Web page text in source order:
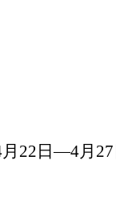
月 22 日—4月 27